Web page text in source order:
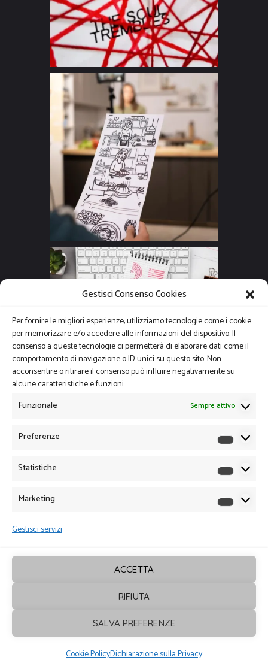
Gestisci Consenso Cookies
Per fornire le migliori esperienze, utilizziamo tecnologie come i cookie
per memorizzare e/o accedere alle informazioni del dispositivo. Il
consenso a queste tecnologie ci permetterà di elaborare dati come il
comportamento di navigazione o ID unici su questo sito. Non
acconsentire o ritirare il consenso può influire negativamente su
alcune caratteristiche e funzioni.
Funzionale
Sempre attivo
Preferenze
Statistiche
Marketing
Gestisci servizi
ACCETTA
RIFIUTA
SALVA PREFERENZE
Cookie PolicyDichiarazione sulla Privacy
Sagrafica© 2026. Tutti i diritti sono
riservati - Powered byENKEY